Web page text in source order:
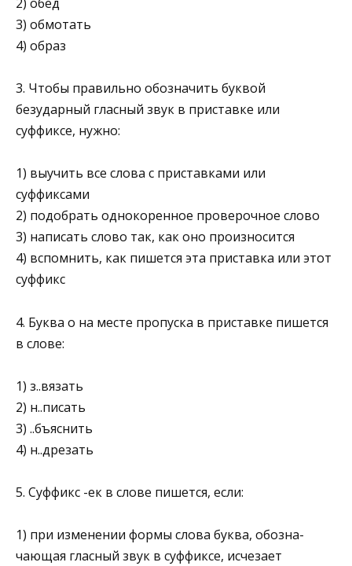
3) обмотать
4) образ
3. Чтобы правильно обозначить буквой
безударный гласный звук в приставке или
суффиксе, нужно:
1) выучить все слова с приставками или
суффиксами
2) подобрать однокоренное проверочное слово
3) написать слово так, как оно произносится
4) вспомнить, как пишется эта приставка или этот
суффикс
4. Буква о на месте пропуска в приставке пишется
в слове:
1) з..вязать
2) н..писать
3) ..бъяснить
4) н..дрезать
5. Суффикс -ек в слове пишется, если:
1) при изменении формы слова буква, обозна­
чающая гласный звук в суффиксе, исчезает